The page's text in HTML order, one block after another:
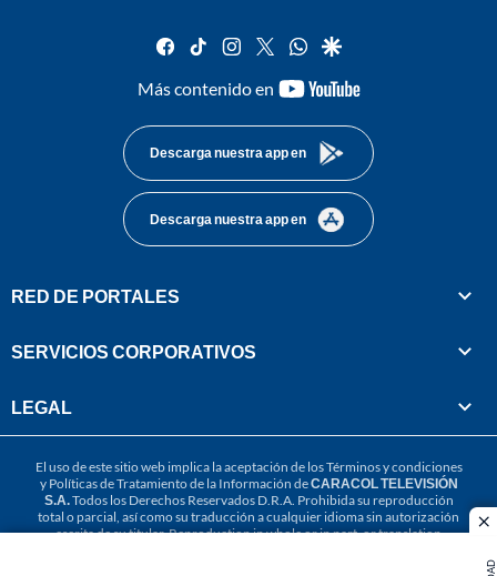
facebook
tiktok instagram
twitterwhatsapp
google
Más contenido en
youtube-
Descarga nuestra app en
Descarga nuestra app en
RED DE PORTALES
SERVICIOS CORPORATIVOS
LEGAL
El uso de este sitio web implica la aceptación de losTérminos y condiciones
y Políticas de Tratamiento de la Información deCARACOL TELEVISIÓN
S.A.Todos los Derechos Reservados D.R.A. Prohibida su reproducción
total o parcial, así como su traducción a cualquier idioma sin autorización
escrita de su titular. Reproduction in whole or in part, or translation